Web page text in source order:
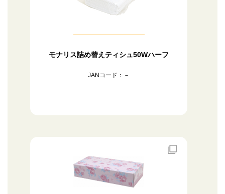
モナリス詰め替えティシュ50Wハーフ
JANコード：－